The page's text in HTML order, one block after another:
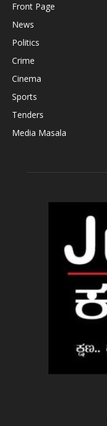
Front Page
News
Politics
Crime
Cinema
Sports
Tenders
Media Masala